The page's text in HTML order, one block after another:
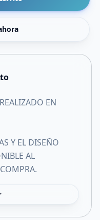
EN
Y EL DISEÑO
AL